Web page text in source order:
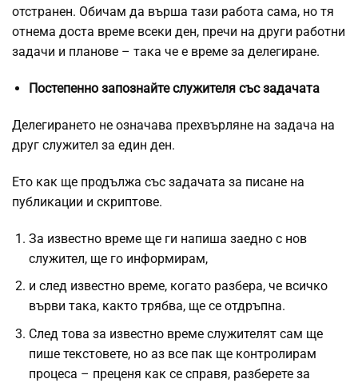
отстранен. Обичам да върша тази работа сама, но тя
отнема доста време всеки ден, пречи на други работни
задачи и планове – така че е време за делегиране.
Постепенно запознайте служителя със задачата
Делегирането не означава прехвърляне на задача на
друг служител за един ден.
Ето как ще продължа със задачата за писане на
публикации и скриптове.
За известно време ще ги напиша заедно с нов
служител, ще го информирам,
и след известно време, когато разбера, че всичко
върви така, както трябва, ще се отдръпна.
След това за известно време служителят сам ще
пише текстовете, но аз все пак ще контролирам
процеса – преценя как се справя, разберете за